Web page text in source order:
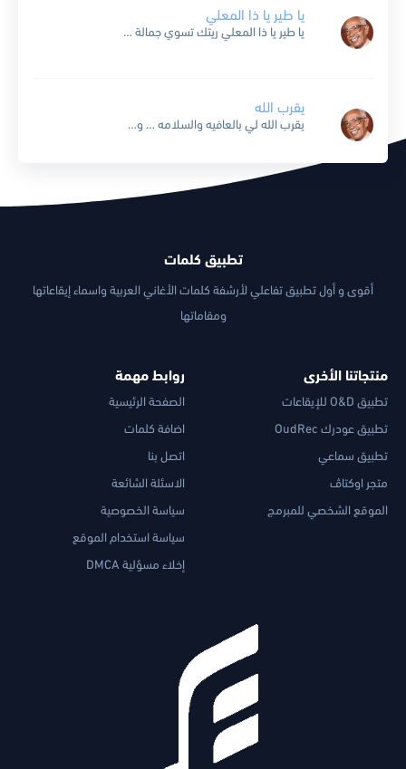
يا طير يا ذا المعلي
يا طير يا ذا المعلي ريتك تسوي جمالة تجزع سنا ارض خلي تعطيه مني رسالة كتبت فيها بدمع العين قصة غرامي شرحت له كيف من هجره هجرنا منامي ياطير .....
يقرب الله
يقرب الله لي بالعافيه والسلامه … وصل الحبيب الأغن ذاك الحبيب الذي حاز الحلا والوسامه … وكل معنى حسن ونسأل الله تعالى عودنا من تهامه … الى سفح صنعاء اليمن لأن...
تطبيق كلمات
أقوى و أول تطبيق تفاعلي لأرشفة كلمات الأغاني العربية واسماء إيقاعاتها
ومقاماتها
منتجاتنا الأخرى
تطبيق O&D للإيقاعات
تطبيق عودرك OudRec
تطبيق سماعي
متجر اوكتاڤ
الموقع الشخصي للمبرمج
روابط مهمة
الصفحة الرئيسية
اضافة كلمات
اتصل بنا
الاسئلة الشائعة
سياسة الخصوصية
سياسة استخدام الموقع
إخلاء مسؤلية DMCA